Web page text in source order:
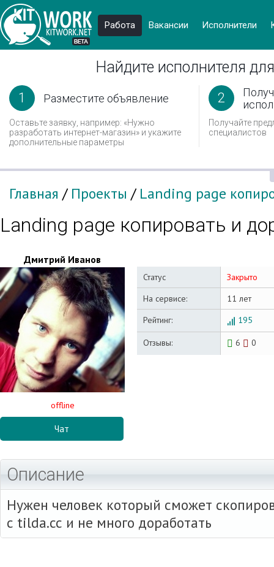
Работа Вакансии Иcполнители
Найдите исполнителя
1 Разместите объявление
Оставьте заявку, например: «Нужно
разработать интернет-магазин» и укажите
дополнительные параметры
2
Получайте
специалистов
Главная / Проекты / Landing page
Landing page копировать и
Дмитрий Иванов
offline
Чат
Статус
Закрыто
На сервисе:
11 лет
Рейтинг:
195
Отзывы: 6 0
Описание
Нужен человек который сможет
с tilda.сс и не много доработать